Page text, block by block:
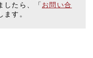
したら、「 お問い合
ます。